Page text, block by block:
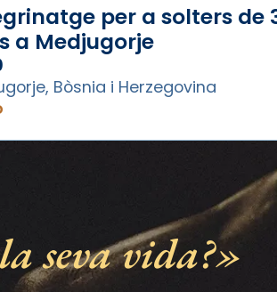
per a solters de
a Medjugorje
Bòsnia i Herzegovina
seva vida?